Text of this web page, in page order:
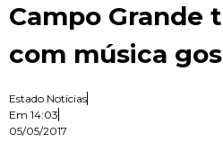
Campo Grande
com música
Estado Notícias
Em 14:03
05/05/2017